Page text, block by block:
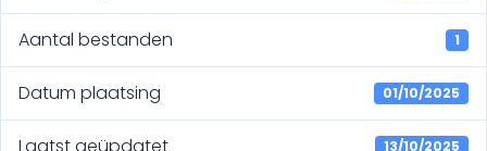
Aantal bestanden 1
Datum plaatsing 01/10/2025
13/10/2025